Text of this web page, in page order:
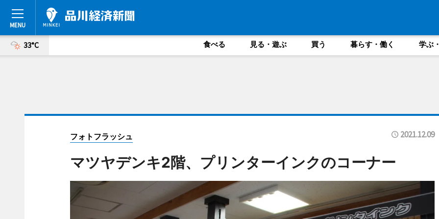
33°C 食べる 見る・遊ぶ 買う 暮らす・働く 学ぶ
フォトフラッシュ 2021.12.09
マツヤデンキ2階、プリンターインクのコーナー